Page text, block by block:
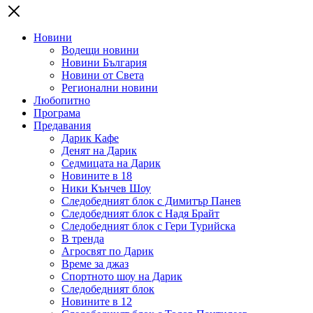
Новини
Водещи новини
Новини България
Новини от Света
Регионални новини
Любопитно
Програма
Предавания
Дарик Кафе
Денят на Дарик
Седмицата на Дарик
Новините в 18
Ники Кънчев Шоу
Следобедният блок с Димитър Панев
Следобедният блок с Надя Брайт
Следобедният блок с Гери Турийска
В тренда
Агросвят по Дарик
Време за джаз
Спортното шоу на Дарик
Следобедният блок
Новините в 12